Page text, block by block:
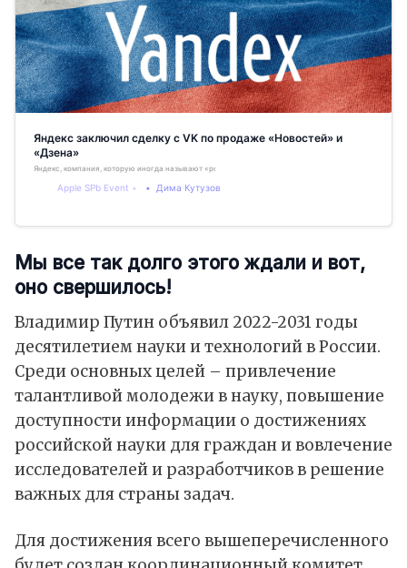
Яндекс заключил сделку с VK по продаже «Новостей» и
«Дзена»
Яндекс, компания, которую иногда называют «российским Google», подписала соглашение о
Apple SPb Event Дима Кутузов
Мы все так долго этого ждали и вот,
оно свершилось!
Владимир Путин объявил 2022-2031 годы
десятилетием науки и технологий в России.
Среди основных целей – привлечение
талантливой молодежи в науку, повышение
доступности информации о достижениях
российской науки для граждан и вовлечение
исследователей и разработчиков в решение
важных для страны задач.
Для достижения всего вышеперечисленного